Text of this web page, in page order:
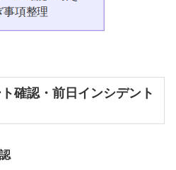
確認・前日インシデント